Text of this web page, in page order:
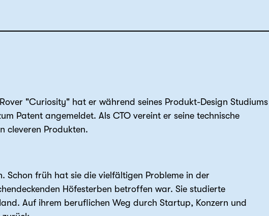
"Curiosity" hat er während seines Produkt-Design Studiums
Patent angemeldet. Als CTO vereint er seine technische
cleveren Produkten.
Schon früh hat sie die vielfältigen Probleme in der
Höfesterben betroffen war. Sie studierte
Auf ihrem beruflichen Weg durch Startup, Konzern und